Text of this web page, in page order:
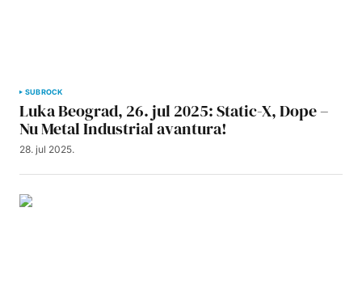
SUBROCK
Luka Beograd, 26. jul 2025: Static-X, Dope –
Nu Metal Industrial avantura!
28. jul 2025.